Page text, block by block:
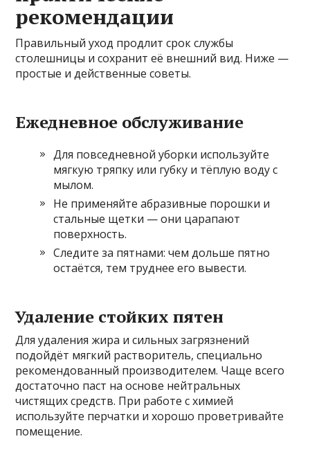
рекомендации
Правильный уход продлит срок службы
столешницы и сохранит её внешний вид. Ниже —
простые и действенные советы.
Ежедневное обслуживание
Для повседневной уборки используйте
мягкую тряпку или губку и тёплую воду с
мылом.
Не применяйте абразивные порошки и
стальные щетки — они царапают
поверхность.
Следите за пятнами: чем дольше пятно
остаётся, тем труднее его вывести.
Удаление стойких пятен
Для удаления жира и сильных загрязнений
подойдёт мягкий растворитель, специально
рекомендованный производителем. Чаще всего
достаточно паст на основе нейтральных
чистящих средств. При работе с химией
используйте перчатки и хорошо проветривайте
помещение.